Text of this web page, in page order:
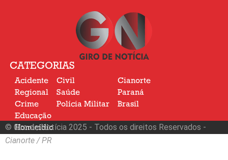
CATEGORIAS
Acidente
Regional
Crime
Civil
Saúde
Polícia Militar
Cianorte
Paraná
Brasil
Educação
Homicídio
Nacional
© Giro de Notícia 2025 - Todos os direitos Reservados -
Cianorte / PR